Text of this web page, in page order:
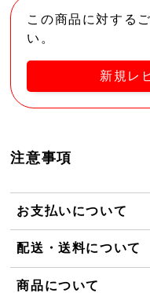
この商品に対する
い。
新規レ
注意事項
お支払いについて
配送・送料について
商品について